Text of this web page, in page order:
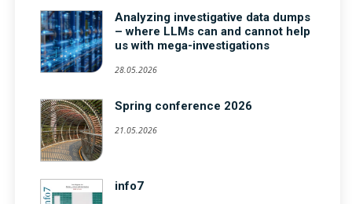
Analyzing investigative data dumps
– where LLMs can and cannot help
us with mega-investigations
28.05.2026
Spring conference 2026
21.05.2026
info7